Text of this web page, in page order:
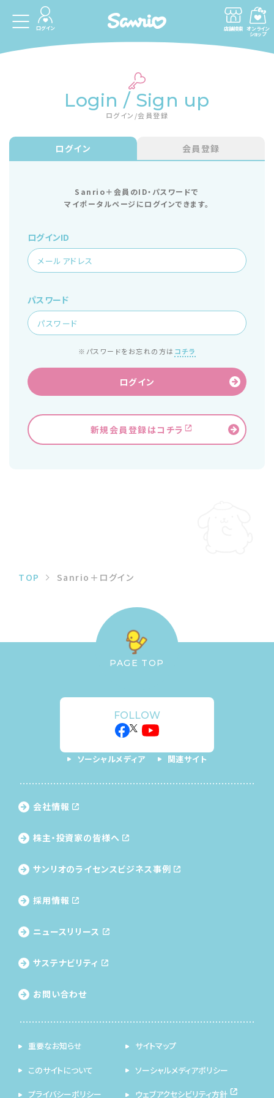
ログイン 店舗検索 オンライン
ショップ
Login / Sign up
ログイン/会員登録
ログイン 会員登録
Sanrio＋会員のID・パスワードで
マイポータルページにログインできます。
ログインID
パスワード
※パスワードをお忘れの方は コチラ
ログイン
新規会員登録はコチラ
TOP Sanrio＋ログイン
PAGE TOP
FOLLOW
ソーシャルメディア 関連サイト
会社情報
株主・投資家の皆様へ
サンリオのライセンス ビジネス事例
採用情報
ニュースリリース
サステナビリティ
お問い合わせ
重要なお知らせ サイトマップ
このサイトについて ソーシャルメディアポリシー
プライバシーポリシー ウェブアクセシビリティ方針